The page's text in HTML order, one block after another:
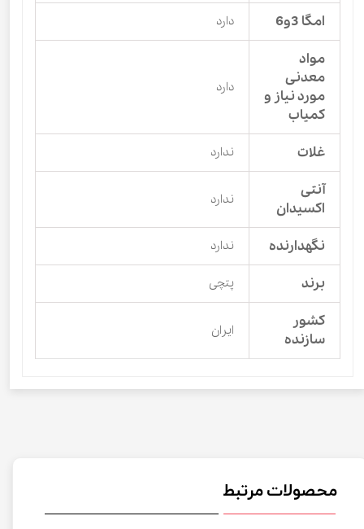
امگا 3و6 دارد
مواد
معدنی
مورد نیاز و
کمیاب
دارد
غلات ندارد
آنتی
اکسیدان
ندارد
نگهدارنده ندارد
برند پتچی
کشور
سازنده
ایران
محصولات مرتبط